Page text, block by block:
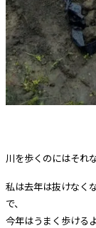
川を歩くのにはそれ
私は去年は抜けなく
で、
今年はうまく歩ける